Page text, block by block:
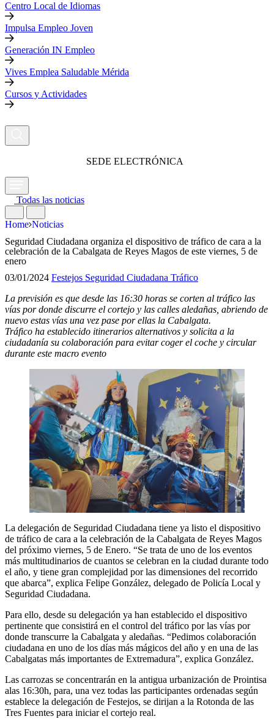
Centro Local de Idiomas
Impulsa Empleo Joven
Generación IN Empleo
Vives Emplea Saludable Mérida
Cursos y Actividades
SEDE ELECTRÓNICA
Todas las noticias
Home Noticias
Seguridad Ciudadana organiza el dispositivo de tráfico de cara a la
celebración de la Cabalgata de Reyes Magos de este viernes, 5 de
enero
03/01/2024 Festejos Seguridad Ciudadana Tráfico
La previsión es que desde las 16:30 horas se corten al tráfico las
vías por donde discurre el cortejo y las calles aledañas, abriendo de
nuevo estas vías una vez pase por ellas la Cabalgata.
Tráfico ha establecido itinerarios alternativos y solicita a la
ciudadanía su colaboración para evitar coger el coche y circular
durante este macro evento
La delegación de Seguridad Ciudadana tiene ya listo el dispositivo
de tráfico de cara a la celebración de la Cabalgata de Reyes Magos
del próximo viernes, 5 de Enero. “Se trata de uno de los eventos
más multitudinarios de cuantos se celebran en la ciudad durante todo
el año, y tiene gran complejidad por las dimensiones del recorrido
que abarca”, explica Felipe González, delegado de Policía Local y
Seguridad Ciudadana.
Para ello, desde su delegación ya han establecido el dispositivo
pertinente que consistirá en el control del tráfico por las vías por
donde transcurre la Cabalgata y aledañas. “Pedimos colaboración
ciudadana en uno de los días más mágicos del año y en una de las
Cabalgatas más importantes de Extremadura”, explica González.
Las carrozas se concentrarán en la antigua urbanización de Prointisa
alas 16:30h, para, una vez todas las participantes ordenadas según
establece la delegación de Festejos, se dirijan a la Rotonda de las
Tres Fuentes para iniciar el cortejo real.